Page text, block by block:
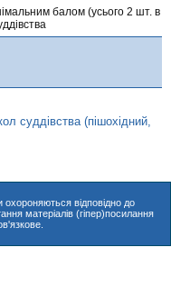
балом (усього 2 шт. в
відповідно до
матеріалів (гіпер)посилання